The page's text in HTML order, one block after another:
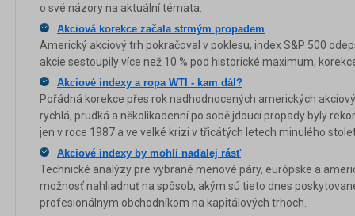
o své názory na aktuální témata.
Akciová korekce začala strmým propadem
Americký akciový trh pokračoval v poklesu, index S&P 500
akcie sestoupily více než 10 % pod historické maximum,
Akciové indexy a ropa WTI - kam dál?
Pořádná korekce přes rok nadhodnocených amerických
rychlá, prudká a několikadenní po sobě jdoucí propady byly
jen v roce 1987 a ve velké krizi v třicátých letech minulého
Akciové indexy by mohli naďalej rásť
Technické analýzy pre vybrané menové páry, európske a
možnosť nahliadnuť na spôsob, akým sú tieto dnes
profesionálnym obchodníkom na kapitálových trhoch.